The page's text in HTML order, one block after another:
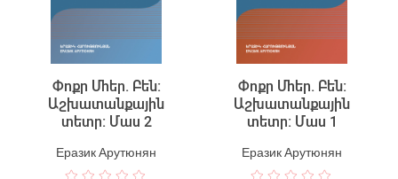
Փոքր Մհեր. Բեն:
Աշխատանքային
տետր: Մաս 2
Еразик Арутюнян
Փոքր Մհեր. Բեն:
Աշխատանքային
տետր: Մաս 1
Еразик Арутюнян